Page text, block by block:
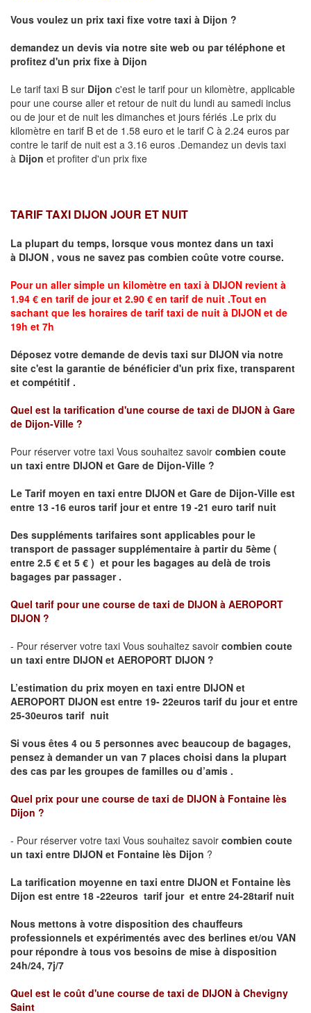
Vous voulez un prix taxi fixe votre taxi à Dijon ?
demandez un devis via notre site web ou par téléphone et
profitez d'un prix fixe à Dijon
Le tarif taxi B sur Dijon c'est le tarif pour un kilomètre, applicable
pour une course aller et retour de nuit du lundi au samedi inclus
ou de jour et de nuit les dimanches et jours fériés .Le prix du
kilomètre en tarif B et de 1.58 euro et le tarif C à 2.24 euros par
contre le tarif de nuit est a 3.16 euros .Demandez un devis taxi
à Dijon et profiter d'un prix fixe
TARIF TAXI DIJON JOUR ET NUIT
La plupart du temps, lorsque vous montez dans un taxi
à DIJON , vous ne savez pas combien coûte votre course.
Pour un aller simple un kilomètre en taxi à DIJON revient à
1.94 € en tarif de jour et 2.90 € en tarif de nuit .Tout en
sachant que les horaires de tarif taxi de nuit à DIJON et de
19h et 7h
Déposez votre demande de devis taxi sur DIJON via notre
site c'est la garantie de bénéficier d'un prix fixe, transparent
et compétitif .
Quel est la tarification d'une course de taxi de DIJON à Gare
de Dijon-Ville ?
Pour réserver votre taxi Vous souhaitez savoir combien coute
un taxi entre DIJON et Gare de Dijon-Ville ?
Le Tarif moyen en taxi entre DIJON et Gare de Dijon-Ville est
entre 13 -16 euros tarif jour et entre 19 -21 euro tarif nuit
Des suppléments tarifaires sont applicables pour le
transport de passager supplémentaire à partir du 5ème (
entre 2.5 € et 5 € ) et pour les bagages au delà de trois
bagages par passager .
Quel tarif pour une course de taxi de DIJON à AEROPORT
DIJON ?
- Pour réserver votre taxi Vous souhaitez savoir combien coute
un taxi entre DIJON et AEROPORT DIJON ?
L’estimation du prix moyen en taxi entre DIJON et
AEROPORT DIJON est entre 19- 22euros tarif du jour et entre
25-30euros tarif nuit
Si vous êtes 4 ou 5 personnes avec beaucoup de bagages,
pensez à demander un van 7 places choisi dans la plupart
des cas par les groupes de familles ou d’amis .
Quel prix pour une course de taxi de DIJON à Fontaine lès
Dijon ?
- Pour réserver votre taxi Vous souhaitez savoir combien coute
un taxi entre DIJON et Fontaine lès Dijon ?
La tarification moyenne en taxi entre DIJON et Fontaine lès
Dijon est entre 18 -22euros tarif jour et entre 24-28tarif nuit
Nous mettons à votre disposition des chauffeurs
professionnels et expérimentés avec des berlines et/ou VAN
pour répondre à tous vos besoins de mise à disposition
24h/24, 7j/7
Quel est le coût d'une course de taxi de DIJON à Chevigny
Saint